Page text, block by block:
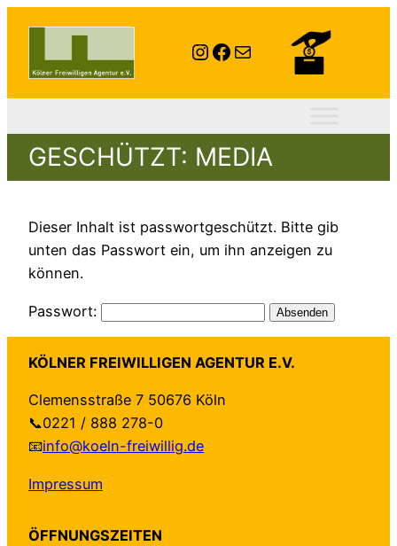
Instagram
Facebook
E-Mail
GESCHÜTZT: MEDIA
Dieser Inhalt ist passwortgeschützt. Bitte gib
unten das Passwort ein, um ihn anzeigen zu
können.
Passwort:
KÖLNER FREIWILLIGEN AGENTUR E.V.
Clemensstraße 7 50676 Köln
📞0221 / 888 278-0
📧info@koeln-freiwillig.de
Impressum
ÖFFNUNGSZEITEN